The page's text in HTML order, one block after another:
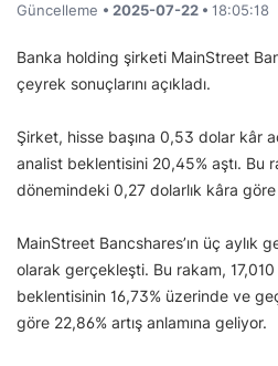
Güncelleme • 2025-07-22 • 18:05:18
Banka holding şirketi MainStreet
çeyrek sonuçlarını açıkladı.
Şirket, hisse başına 0,53 dolar kâr
analist beklentisini 20,45% aştı. Bu
dönemindeki 0,27 dolarlık kâra
MainStreet Bancshares’ın üç aylık
olarak gerçekleşti. Bu rakam,
beklentisinin 16,73% üzerinde ve
göre 22,86% artış anlamına geliyor.